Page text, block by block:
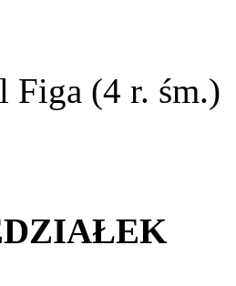
Figa (4 r. śm.)